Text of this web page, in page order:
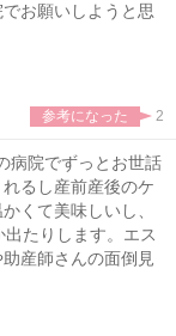
お願いしようと思
参考になった 2
病院でずっとお世話
るし産前産後のケ
くて美味しいし、
たりします。エス
産師さんの面倒見